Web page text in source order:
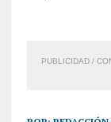
PUBLICIDAD /